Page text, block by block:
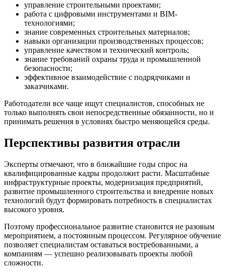
управление строительными проектами;
работа с цифровыми инструментами и BIM-
технологиями;
знание современных строительных материалов;
навыки организации производственных процессов;
управление качеством и технический контроль;
знание требований охраны труда и промышленной
безопасности;
эффективное взаимодействие с подрядчиками и
заказчиками.
Работодатели все чаще ищут специалистов, способных не
только выполнять свои непосредственные обязанности, но и
принимать решения в условиях быстро меняющейся среды.
Перспективы развития отрасли
Эксперты отмечают, что в ближайшие годы спрос на
квалифицированные кадры продолжит расти. Масштабные
инфраструктурные проекты, модернизация предприятий,
развитие промышленного строительства и внедрение новых
технологий будут формировать потребность в специалистах
высокого уровня.
Поэтому профессиональное развитие становится не разовым
мероприятием, а постоянным процессом. Регулярное обучение
позволяет специалистам оставаться востребованными, а
компаниям — успешно реализовывать проекты любой
сложности.